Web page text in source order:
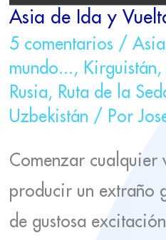
Asia de Ida y
5 comentarios / Asia
mundo..., Kirguistán,
Rusia, Ruta de la
Uzbekistán / Por
Comenzar cualquier
producir un extraño
de gustosa